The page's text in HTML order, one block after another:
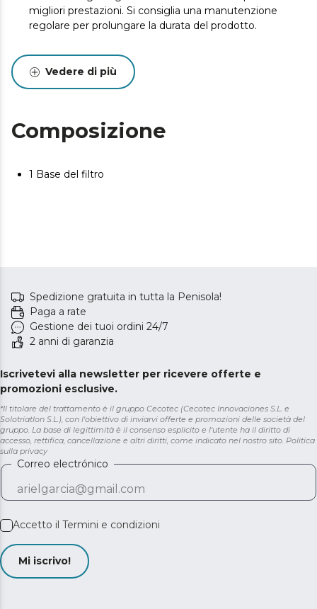
migliori prestazioni. Si consiglia una manutenzione
regolare per prolungare la durata del prodotto.
Vedere di più
Composizione
1 Base del filtro
Spedizione gratuita in tutta la Penisola!
Paga a rate
Gestione dei tuoi ordini 24/7
2 anni di garanzia
Iscrivetevi alla newsletter per ricevere offerte e
promozioni esclusive.
*Il titolare del trattamento è il gruppo Cecotec (Cecotec Innovaciones S.L. e
Solotriatlon S.L.), con l'obiettivo di inviarvi offerte e promozioni delle società del
gruppo. La base di legittimità è il consenso esplicito e l'utente ha il diritto di
accesso, rettifica, cancellazione e altri diritti, come indicato nel nostro sito. Politica
sulla privacy
Correo electrónico
Accetto il Termini e condizioni
Mi iscrivo!